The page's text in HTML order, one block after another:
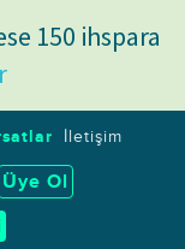
150 ihspara
İletişim
Üye Ol